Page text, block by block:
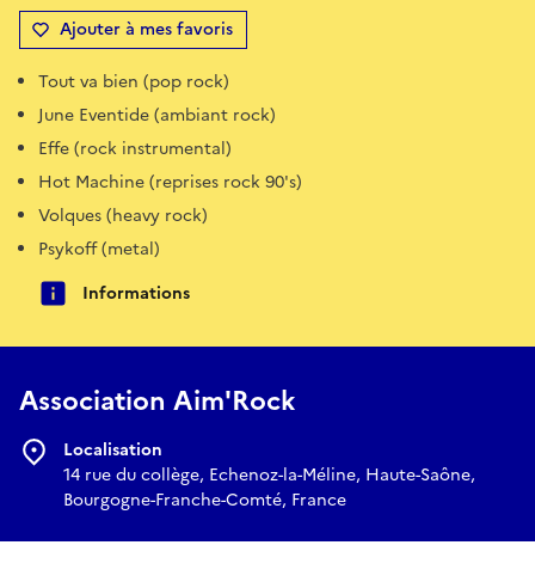
Ajouter à mes favoris
Tout va bien (pop rock)
June Eventide (ambiant rock)
Effe (rock instrumental)
Hot Machine (reprises rock 90's)
Volques (heavy rock)
Psykoff (metal)
Informations
Association Aim'Rock
Localisation
14 rue du collège, Echenoz-la-Méline, Haute-Saône,
Bourgogne-Franche-Comté, France